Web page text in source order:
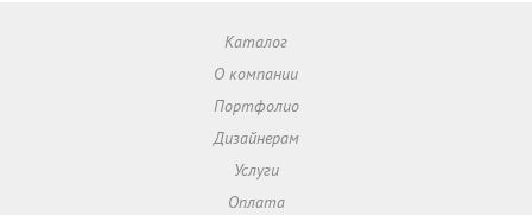
Каталог
О компании
Портфолио
Дизайнерам
Услуги
Оплата